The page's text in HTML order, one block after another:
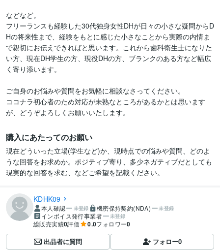
などなど。
フリーランスも経験した30代独身女性DHが日々の小さな疑問からD
Hの将来性まで、経験をもとに感じた小さなことから実際の内情ま
で親切にお伝えできればと思います。これから歯科衛生士になりた
い方、現在DH学生の方、現役DHの方、ブランクのある方など幅広
く寄り添います。
ご自身のお悩みや質問をお気軽に相談なさってください。
ココナラ初心者のため対応が未熟なところがあるかとは思います
が、どうぞよろしくお願いいたします。
購入にあたってのお願い
現在どういった立場(学生など)か、現時点での悩みや質問、どのよ
うな回答をお求めか。ポジティブ寄り、多少ネガティブだとしても
現実的な回答を求む、などご希望を記載ください。
KDHK09
本人確認 未登録 機密保持契約(NDA) 未登録
インボイス発行事業者 未登録
総販売実績0評価 0.0フォロワー0
出品者に質問 フォロー0